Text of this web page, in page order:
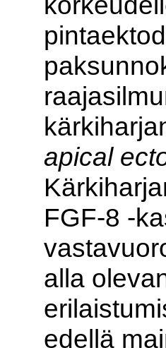
apical
FGF-8 -
alla
edellä